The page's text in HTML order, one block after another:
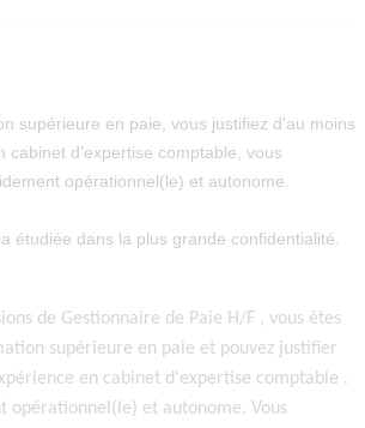
supérieure en paie, vous justifiez d'au moins
cabinet d’expertise comptable, vous
opérationnel(le) et autonome.
étudiée dans la plus grande confidentialité.
de Gestionnaire de Paie H/F , vous êtes
supérieure en paie et pouvez justifier
en cabinet d'expertise comptable .
opérationnel(le) et autonome. Vous